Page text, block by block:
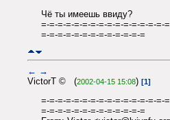
Чё ты имеешь ввиду?
=-=-=-=-=-=-=-=-=-=-=-=-=-=-=-
=-=-=-=-=-=-=-=-=-=-=-=-=
← →
VictorT © (2002-04-15 15:08) [1]
=-=-=-=-=-=-=-=-=-=-=-=-=-=-=-
=-=-=-=-=-=-=-=-=-=-=-=-=